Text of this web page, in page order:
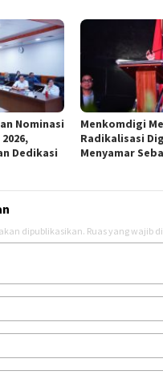
Nominasi
Dedikasi
Menkomdigi
Radikalisasi
Menyamar
dipublikasikan. Ruas yang wajib